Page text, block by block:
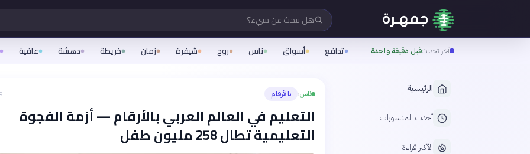
هل تبحث عن شيء؟
آخر تحديثقبل دقيقة واحدة تدافع أسواق ناس روح شيفرة زمان خريطة دهشة عافية
الرئيسية
أحدث المنشورات
الأكثر قراءة
ناس› بالأرقام
التعليم في العالم العربي بالأرقام — أزمة الفجوة
التعليمية تطال 258 مليون طفل